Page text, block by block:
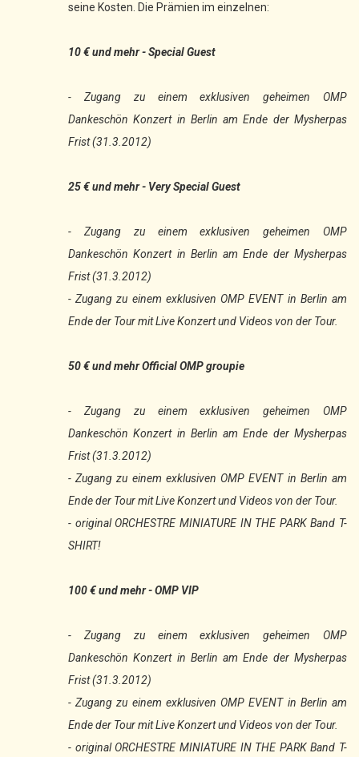
seine Kosten. Die Prämien im einzelnen:
10 € und mehr - Special Guest
- Zugang zu einem exklusiven geheimen OMP
Dankeschön Konzert in Berlin am Ende der Mysherpas
Frist (31.3.2012)
25 € und mehr - Very Special Guest
- Zugang zu einem exklusiven geheimen OMP
Dankeschön Konzert in Berlin am Ende der Mysherpas
Frist (31.3.2012)
- Zugang zu einem exklusiven OMP EVENT in Berlin am
Ende der Tour mit Live Konzert und Videos von der Tour.
50 € und mehr Official OMP groupie
- Zugang zu einem exklusiven geheimen OMP
Dankeschön Konzert in Berlin am Ende der Mysherpas
Frist (31.3.2012)
- Zugang zu einem exklusiven OMP EVENT in Berlin am
Ende der Tour mit Live Konzert und Videos von der Tour.
- original ORCHESTRE MINIATURE IN THE PARK Band T-
SHIRT!
100 € und mehr - OMP VIP
- Zugang zu einem exklusiven geheimen OMP
Dankeschön Konzert in Berlin am Ende der Mysherpas
Frist (31.3.2012)
- Zugang zu einem exklusiven OMP EVENT in Berlin am
Ende der Tour mit Live Konzert und Videos von der Tour.
- original ORCHESTRE MINIATURE IN THE PARK Band T-